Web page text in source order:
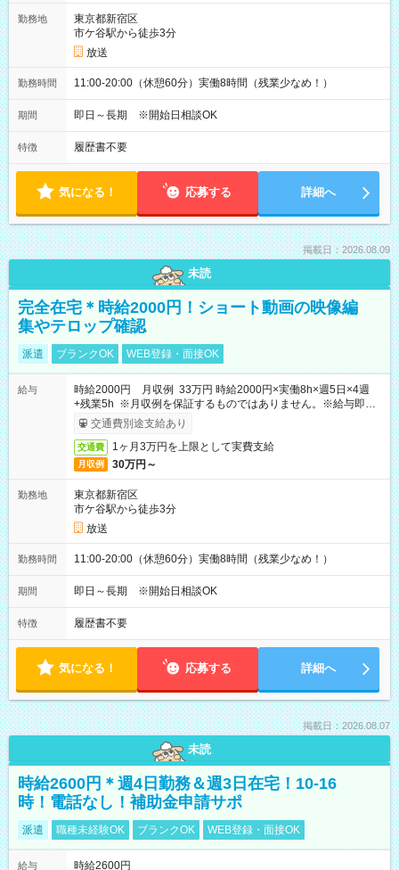
勤務地
東京都新宿区
市ケ谷駅から徒歩3分
放送
勤務時間 11:00-20:00（休憩60分）実働8時間（残業少なめ！）
期間 即日～長期 ※開始日相談OK
特徴 履歴書不要
気になる！ 応募する 詳細へ
掲載日：2026.08.09
未読
完全在宅＊時給2000円！ショート動画の映像編
集やテロップ確認
派遣 ブランクOK WEB登録・面接OK
給与
時給2000円 月収例 33万円 時給2000円×実働8h×週5日×4週
+残業5h ※月収例を保証するものではありません。※給与即受
取りサービス利用可（利用条件有）
交通費別途支給あり
交通費 1ヶ月3万円を上限として実費支給
月収例 30万円～
勤務地
東京都新宿区
市ケ谷駅から徒歩3分
放送
勤務時間 11:00-20:00（休憩60分）実働8時間（残業少なめ！）
期間 即日～長期 ※開始日相談OK
特徴 履歴書不要
気になる！ 応募する 詳細へ
掲載日：2026.08.07
未読
時給2600円＊週4日勤務＆週3日在宅！10-16
時！電話なし！補助金申請サポ
派遣 職種未経験OK ブランクOK WEB登録・面接OK
給与
時給2600円